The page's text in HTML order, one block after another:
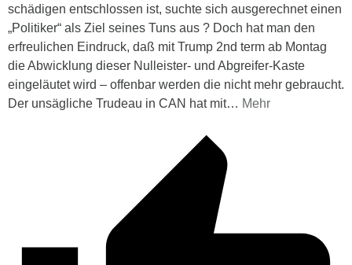
schädigen entschlossen ist, suchte sich ausgerechnet einen
„Politiker“ als Ziel seines Tuns aus ? Doch hat man den
erfreulichen Eindruck, daß mit Trump 2nd term ab Montag
die Abwicklung dieser Nulleister- und Abgreifer-Kaste
eingeläutet wird – offenbar werden die nicht mehr gebraucht.
Der unsägliche Trudeau in CAN hat mit… Mehr